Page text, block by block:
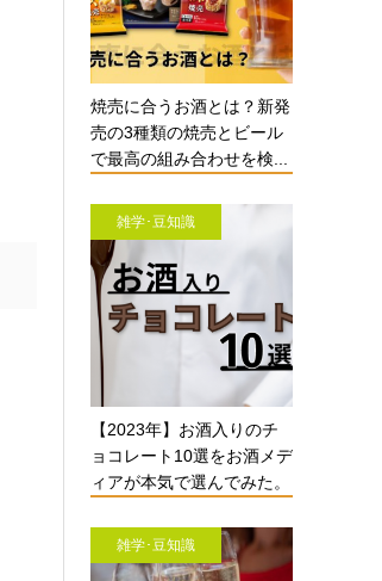
焼売に合うお酒とは？新発
売の3種類の焼売とビール
で最高の組み合わせを検...
雑学･豆知識
【2023年】お酒入りのチ
ョコレート10選をお酒メデ
ィアが本気で選んでみた。
雑学･豆知識